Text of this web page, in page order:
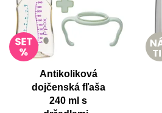
Antikoliková
dojčenská fľaša
240 ml s